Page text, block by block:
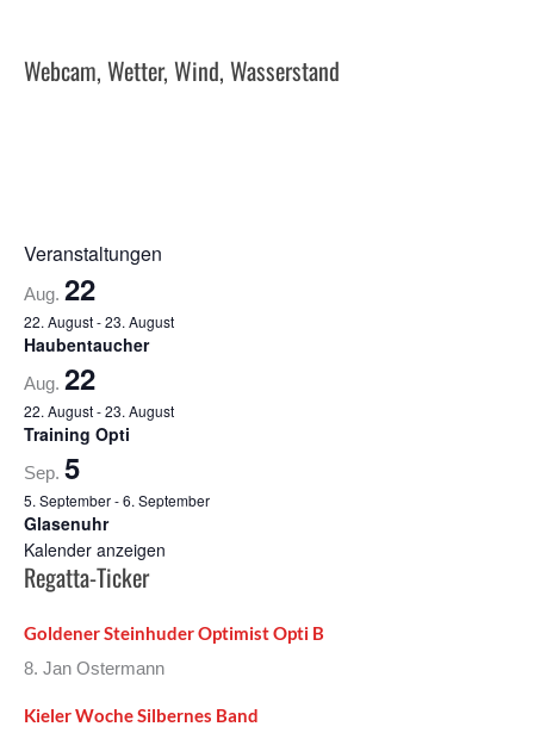
Webcam, Wetter, Wind, Wasserstand
Veranstaltungen
Aug. 22
22. August-23. August
Haubentaucher
Aug. 22
22. August-23. August
Training Opti
Sep. 5
5. September-6. September
Glasenuhr
Kalender anzeigen
Regatta-Ticker
Goldener Steinhuder Optimist Opti B
8. Jan Ostermann
Kieler Woche Silbernes Band